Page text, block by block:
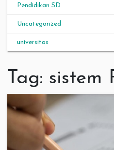
Pendidikan SD
Uncategorized
universitas
Tag: sistem